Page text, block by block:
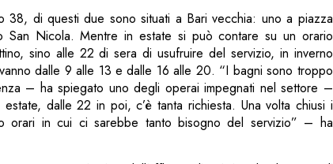
38, di questi due sono situati a Bari vecchia: uno a piazza
San Nicola. Mentre in estate si può contare su un orario
sino alle 22 di sera di usufruire del servizio, in inverno
dalle 9 alle 13 e dalle 16 alle 20. “I bagni sono troppo
– ha spiegato uno degli operai impegnati nel settore –
dalle 22 in poi, c’è tanta richiesta. Una volta chiusi i
orari in cui ci sarebbe tanto bisogno del servizio” – ha